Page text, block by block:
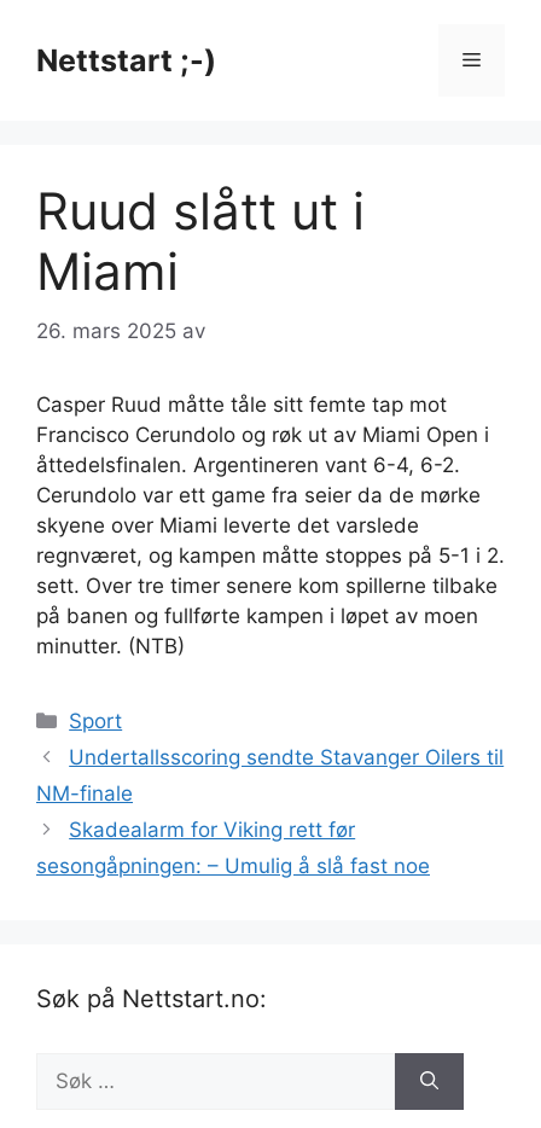
innholdNettstart ;-) Meny
Ruud slått ut i
Miami
26. mars 2025 av
Casper Ruud måtte tåle sitt femte tap mot
Francisco Cerundolo og røk ut av Miami Open i
åttedelsfinalen. Argentineren vant 6-4, 6-2.
Cerundolo var ett game fra seier da de mørke
skyene over Miami leverte det varslede
regnværet, og kampen måtte stoppes på 5-1 i 2.
sett. Over tre timer senere kom spillerne tilbake
på banen og fullførte kampen i løpet av moen
minutter. (NTB)
Kategorier
Sport
Undertallsscoring sendte Stavanger Oilers til
NM-finale
Skadealarm for Viking rett før
sesongåpningen: – Umulig å slå fast noe
Søk på Nettstart.no:
etter: